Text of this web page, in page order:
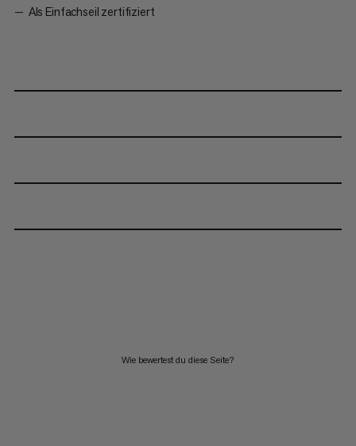
Als Einfachseil zertifiziert
Wie bewertest du diese Seite?